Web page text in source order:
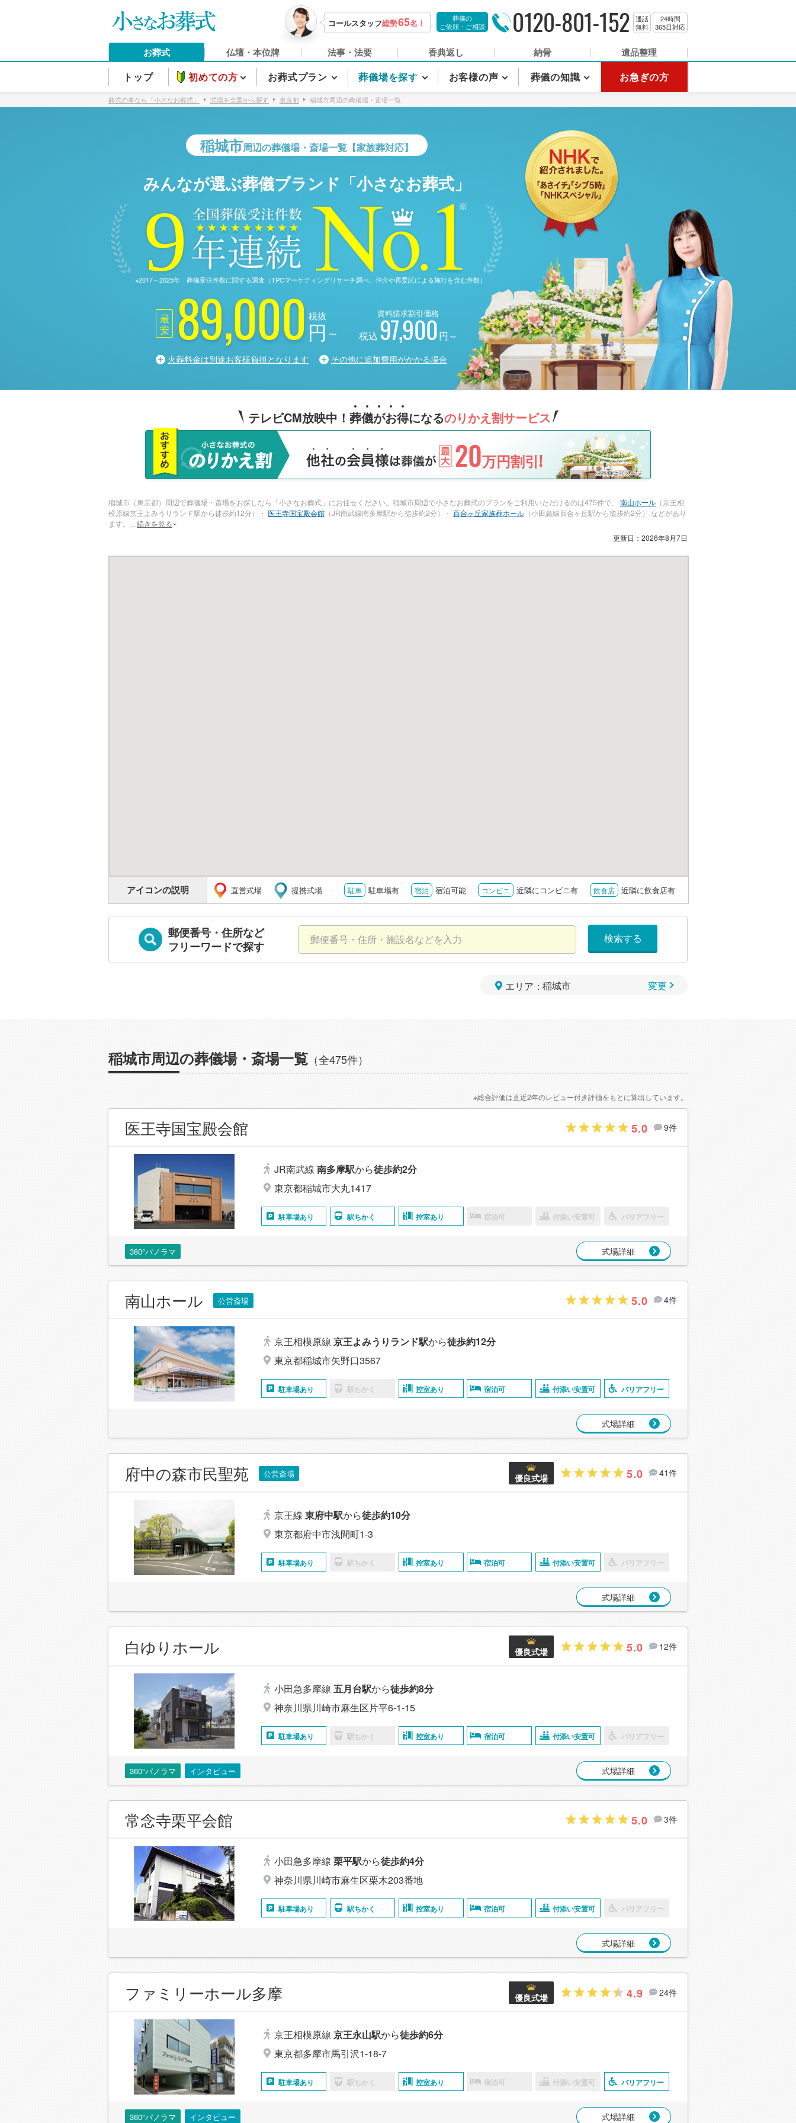
コールスタッフ総勢65名！
葬儀の
ご依頼・ご相談
0120-801-152
通話
無料
24時間
365日対応
お葬式 仏壇・本位牌 法事・法要 香典返し 納骨 遺品整理
トップ 初めての方 お葬式プラン 葬儀場を探す お客様の声 葬儀の知識 お急ぎの方
葬式の事なら「小さなお葬式」 式場を全国から探す 東京都 稲城市周辺の葬儀場・斎場一覧
稲城市周辺の葬儀場・斎場一覧【家族葬対応】
みんなが選ぶ葬儀ブランド「小さなお葬式」
9
※2017～2025年 葬儀受注件数に関する調査（TPCマーケティングリサーチ調べ。仲介や再委託による施行を含む件数）
最
安
89,000円 ～
税抜 資料請求割引価格
税込97,900円～
火葬料金は別途お客様負担となります その他に追加費用がかかる場合
テレビCM放映中！ 葬儀がお得になるのりかえ割サービス
20万円割引!
稲城市（東京都）周辺で葬儀場・斎場をお探しなら「小さなお葬式」にお任せください。稲城市周辺で小さなお葬式のプランをご利用いただけるのは475件で、 南山ホール （京王相
模原線京王よみうりランド駅から徒歩約12分）・ 医王寺国宝殿会館 （JR南武線南多摩駅から徒歩約2分）・ 百合ヶ丘家族葬ホール （小田急線百合ヶ丘駅から徒歩約2分） などがあり
ます。
続きを見る
更新日： 2026年8月7日
アイコンの説明 直営式場 提携式場 駐車 駐車場有 宿泊 宿泊可能 コンビニ 近隣にコンビニ有 飲食店 近隣に飲食店有
郵便番号・住所など
フリーワードで探す
検索する
エリア： 変更
稲城市周辺の葬儀場・斎場一覧 （全475件）
※総合評価は直近2年のレビュー付き評価をもとに算出しています。
医王寺国宝殿会館 5.0 9件
JR南武線 南多摩駅から徒歩約2分
東京都稲城市大丸1417
駐車場あり 駅ちかく 控室あり 宿泊可 付添い安置可 バリアフリー
360°パノラマ 式場詳細
南山ホール 公営斎場 5.0 4件
京王相模原線 京王よみうりランド駅から徒歩約12分
東京都稲城市矢野口3567
駐車場あり 駅ちかく 控室あり 宿泊可 付添い安置可 バリアフリー
式場詳細
府中の森市民聖苑 公営斎場 優良式場 5.0 41件
京王線 東府中駅から徒歩約10分
東京都府中市浅間町1-3
駐車場あり 駅ちかく 控室あり 宿泊可 付添い安置可 バリアフリー
式場詳細
白ゆりホール 優良式場 5.0 12件
小田急多摩線 五月台駅から徒歩約8分
神奈川県川崎市麻生区片平6-1-15
駐車場あり 駅ちかく 控室あり 宿泊可 付添い安置可 バリアフリー
360°パノラマ インタビュー 式場詳細
常念寺栗平会館 5.0 3件
小田急多摩線 栗平駅から徒歩約4分
神奈川県川崎市麻生区栗木203番地
駐車場あり 駅ちかく 控室あり 宿泊可 付添い安置可 バリアフリー
式場詳細
ファミリーホール多摩 優良式場 4.9 24件
京王相模原線 京王永山駅から徒歩約6分
東京都多摩市馬引沢1-18-7
駐車場あり 駅ちかく 控室あり 宿泊可 付添い安置可 バリアフリー
360°パノラマ インタビュー 式場詳細